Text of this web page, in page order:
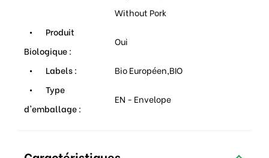
Without Pork
Produit
Biologique :
Oui
Labels :
Bio Européen,BIO
Type
d'emballage :
EN - Envelope